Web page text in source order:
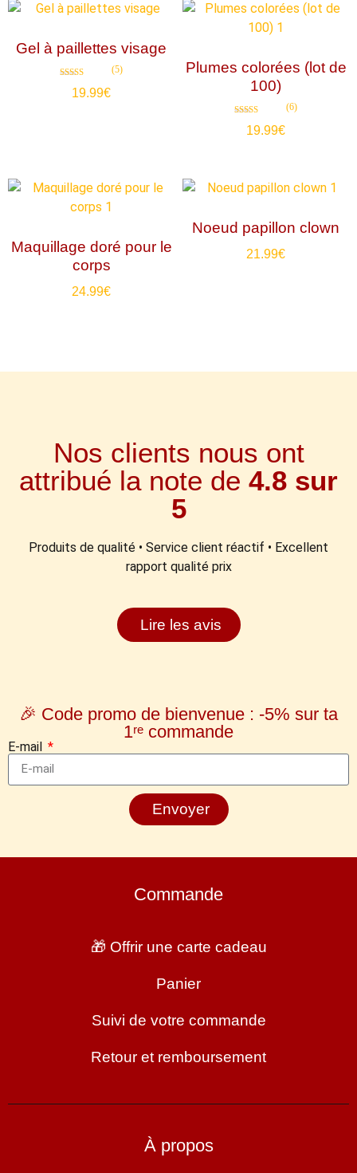
Gel à paillettes visage
4.80
(5)
19.99€
Plumes colorées (lot de
100)
4.67
(6)
19.99€
Maquillage doré pour le
corps
24.99€
Noeud papillon clown
21.99€
Nos clients nous ont
attribué la note de 4.8 sur
5
Produits de qualité • Service client réactif • Excellent
rapport qualité prix
Lire les avis
🎉 Code promo de bienvenue : -5% sur ta
1ʳᵉ commande
E-mail
Envoyer
Commande
🎁 Offrir une carte cadeau
Panier
Suivi de votre commande
Retour et remboursement
À propos